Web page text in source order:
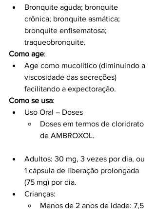
Bronquite aguda; bronquite
crônica; bronquite asmática;
bronquite enfisematosa;
traqueobronquite.
Como age:
Age como mucolítico (diminuindo a
viscosidade das secreções)
facilitando a expectoração.
Como se usa:
Uso Oral – Doses
Doses em termos de cloridrato
de AMBROXOL.
Adultos: 30 mg, 3 vezes por dia, ou
1 cápsula de liberação prolongada
(75 mg) por dia.
Crianças:
Menos de 2 anos de idade: 7,5